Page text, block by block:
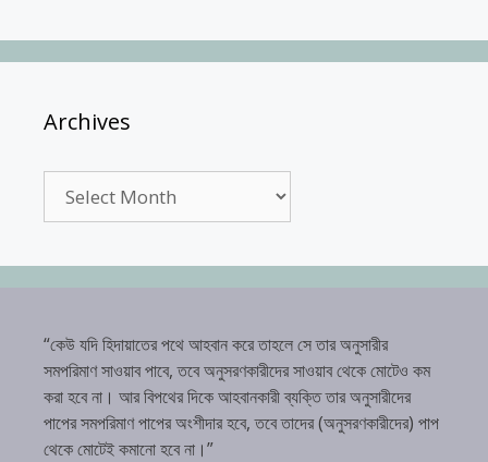
Archives
“কেউ যদি হিদায়াতের পথে আহবান করে তাহলে সে তার অনুসারীর
সমপরিমাণ সাওয়াব পাবে, তবে অনুসরণকারীদের সাওয়াব থেকে মোটেও কম
করা হবে না। আর বিপথের দিকে আহবানকারী ব্যক্তি তার অনুসারীদের
পাপের সমপরিমাণ পাপের অংশীদার হবে, তবে তাদের (অনুসরণকারীদের) পাপ
থেকে মোটেই কমানো হবে না।”